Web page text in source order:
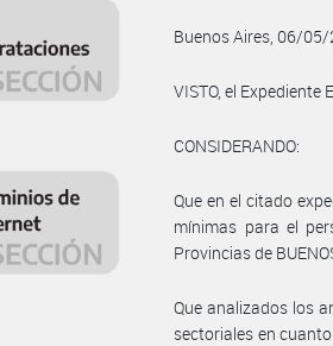
Buenos Aires, 06/
VISTO, el Expediente
CONSIDERANDO:
Que en el citado
mínimas para el
Provincias de
Que analizados los
sectoriales en